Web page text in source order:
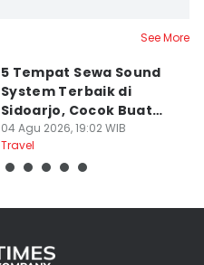
See More
5 Tempat Sewa Sound
System Terbaik di
Sidoarjo, Cocok Buat
Agustusan
04 Agu 2026, 19:02 WIB
Travel